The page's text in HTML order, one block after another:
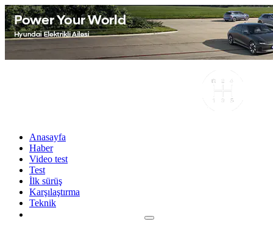
Anasayfa
Haber
Video test
Test
İlk sürüş
Karşılaştırma
Teknik